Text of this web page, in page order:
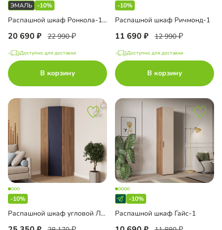
-10%
Распашной шкаф Ронкола-1 Эмаль
20 690 22 990
Доступно для доставки
В корзину
-10%
Распашной шкаф Ричмонд-1
11 690 12 990
Доступно для доставки
В корзину
-10%
Распашной шкаф угловой Лорэна-800 Премиум
-10%
Распашной шкаф Гайс-1